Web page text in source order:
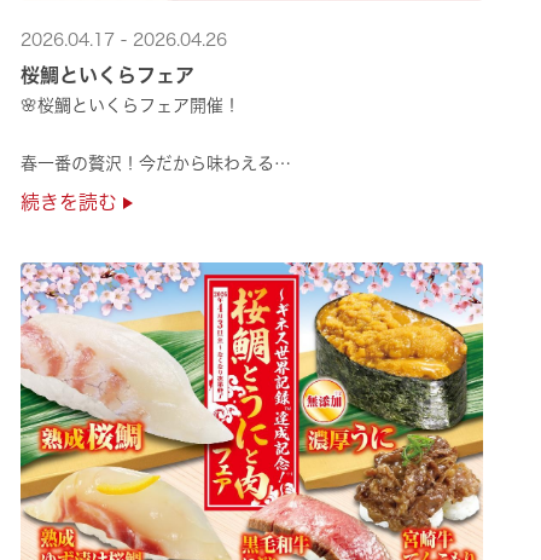
2026.04.17 - 2026.04.26
桜鯛といくらフェア
🌸桜鯛といくらフェア開催！
春一番の贅沢！今だから味わえる
旬の旨さの熟成🌸桜鯛と
是非お越しください✨
続きを読む